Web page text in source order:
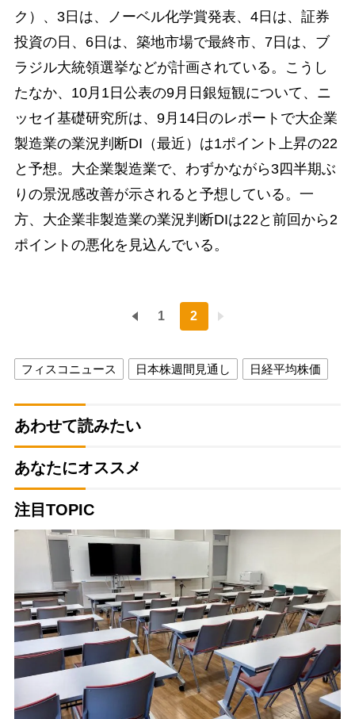
ク）、3日は、ノーベル化学賞発表、4日は、証券
投資の日、6日は、築地市場で最終市、7日は、ブ
ラジル大統領選挙などが計画されている。こうし
たなか、10月1日公表の9月日銀短観について、ニ
ッセイ基礎研究所は、9月14日のレポートで大企業
製造業の業況判断DI（最近）は1ポイント上昇の22
と予想。大企業製造業で、わずかながら3四半期ぶ
りの景況感改善が示されると予想している。一
方、大企業非製造業の業況判断DIは22と前回から2
ポイントの悪化を見込んでいる。
1 2
フィスコニュース 日本株週間見通し 日経平均株価
あわせて読みたい
あなたにオススメ
注目TOPIC